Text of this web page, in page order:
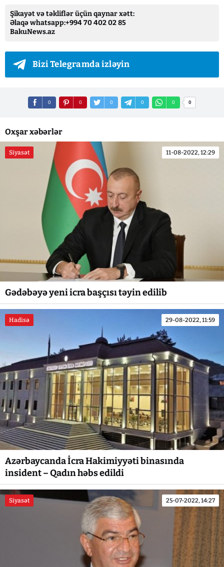
Şikayət və təkliflər üçün qaynar xətt:
Əlaqə whatsapp:+994 70 402 02 85
BakuNews.az
Bizi Telegramda izləyin
0 0 0 0 0 0
Oxşar xəbərlər
Siyasət 11-08-2022, 12:29
Gədəbəyə yeni icra başçısı təyin edilib
Hadisə 29-08-2022, 11:59
Azərbaycanda İcra Hakimiyyəti binasında
insident – Qadın həbs edildi
Siyasət 25-07-2022, 14:27